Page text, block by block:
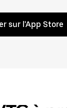
sur l'App Store